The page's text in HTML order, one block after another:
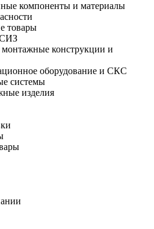
компоненты и материалы
товары
конструкции и
оборудование и СКС
системы
изделия